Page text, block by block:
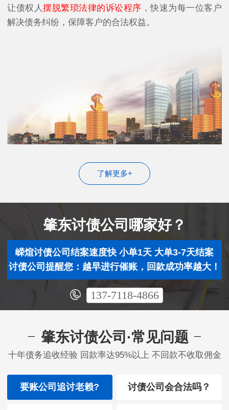
让债权人摆脱繁琐法律的诉讼程序 ，快速为每一位客户
解决债务纠纷，保障客户的合法权益。
了解更多+
肇东讨债公司哪家好？
嵘煊讨债公司结案速度快 小单1天 大单3-7天结案
讨债公司提醒您：越早进行催账，回款成功率越大！
137-7118-4866
肇东讨债公司·常见问题
十年债务追收经验 回款率达95%以上 不回款不收取佣金
要账公司追讨老赖? 讨债公司会合法吗？